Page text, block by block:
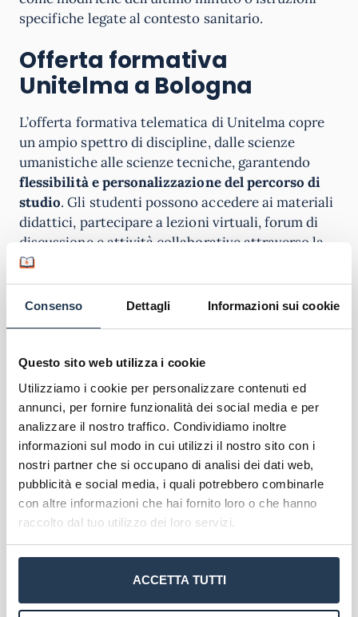
Consenso Dettagli Informazioni sui cookie
Questo sito web utilizza i cookie
Utilizziamo i cookie per personalizzare contenuti ed
annunci, per fornire funzionalità dei social media e per
analizzare il nostro traffico. Condividiamo inoltre
informazioni sul modo in cui utilizzi il nostro sito con i
nostri partner che si occupano di analisi dei dati web,
pubblicità e social media, i quali potrebbero combinarle
con altre informazioni che hai fornito loro o che hanno
raccolto dal tuo utilizzo dei loro servizi.
ACCETTA TUTTI
specifiche legate al contesto sanitario.
Offerta formativa
Unitelma a Bologna
L’offerta formativa telematica di Unitelma copre
un ampio spettro di discipline, dalle scienze
umanistiche alle scienze tecniche, garantendo
flessibilità e personalizzazione del percorso di
studio. Gli studenti possono accedere ai materiali
didattici, partecipare a lezioni virtuali, forum di
discussione e attività collaborative attraverso la
piattaforma e-learning dedicata, progettata per
supportare un apprendimento dinamico e
interattivo.
autogestione, ma offre in cambio la possibilità di
conciliare gli impegni accademici con quelli
lavorativi o personali, rendendo l’istruzione
superioreaccessibile a un pubblico più ampio
L’Università fornisce inoltre un supporto costante
agli studenti, attraverso servizi di tutoraggio,
assistenza tecnica e orientamento, per facilitare il
successo formativo e professionale dei propri
iscritti.
Scopri l'offerta formativa